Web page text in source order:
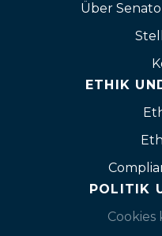
Über
ETHIK
POLITIK